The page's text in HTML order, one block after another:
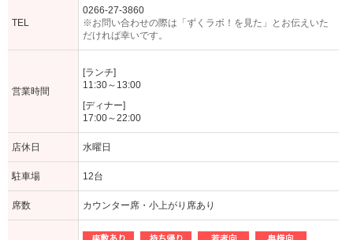
TEL
0266-27-3860
※お問い合わせの際は「ずくラボ！を見た」とお伝えいた
だければ幸いです。
営業時間
[ランチ]
11:30～13:00
[ディナー]
17:00～22:00
店休日 水曜日
駐車場 12台
席数 カウンター席・小上がり席あり